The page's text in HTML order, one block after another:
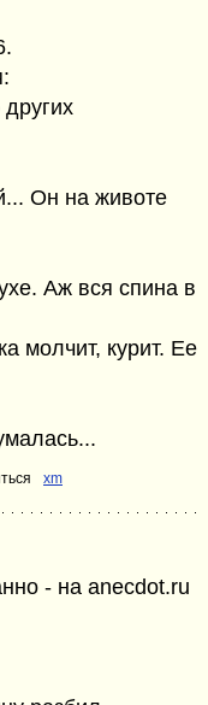
Он на животе
Аж вся спина в
молчит, курит. Ее
xm
- на anecdot.ru